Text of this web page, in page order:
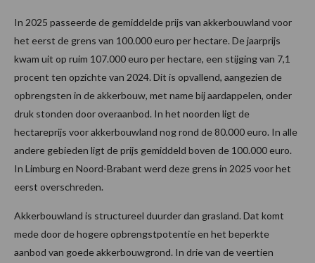
In 2025 passeerde de gemiddelde prijs van akkerbouwland voor
het eerst de grens van 100.000 euro per hectare. De jaarprijs
kwam uit op ruim 107.000 euro per hectare, een stijging van 7,1
procent ten opzichte van 2024. Dit is opvallend, aangezien de
opbrengsten in de akkerbouw, met name bij aardappelen, onder
druk stonden door overaanbod. In het noorden ligt de
hectareprijs voor akkerbouwland nog rond de 80.000 euro. In alle
andere gebieden ligt de prijs gemiddeld boven de 100.000 euro.
In Limburg en Noord-Brabant werd deze grens in 2025 voor het
eerst overschreden.
Akkerbouwland is structureel duurder dan grasland. Dat komt
mede door de hogere opbrengstpotentie en het beperkte
aanbod van goede akkerbouwgrond. In drie van de veertien